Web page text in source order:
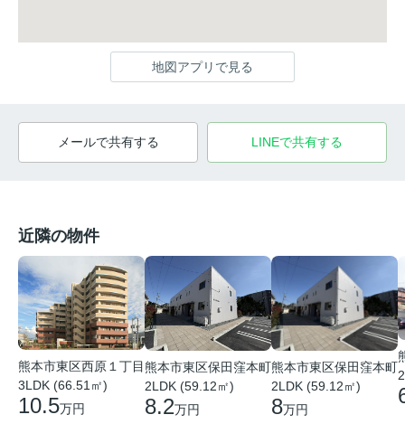
地図アプリで見る
メールで共有する LINEで共有する
近隣の物件
熊本市東区西原１丁目
3LDK (66.51㎡)
10.5万円
熊本市東区保田窪本町
2LDK (59.12㎡)
8.2万円
熊本市東区保田窪本町
2LDK (59.12㎡)
8万円